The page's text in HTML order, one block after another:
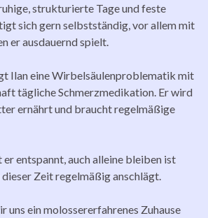
strukturierte Tage und feste
sich gern selbstständig, vor allem mit
er ausdauernd spielt.
Ilan eine Wirbelsäulenproblematik mit
tägliche Schmerzmedikation. Er wird
ernährt und braucht regelmäßige
entspannt, auch alleine bleiben ist
Zeit regelmäßig anschlägt.
uns ein molossererfahrenes Zuhause